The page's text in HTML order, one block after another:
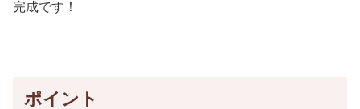
完成です！
ポイント